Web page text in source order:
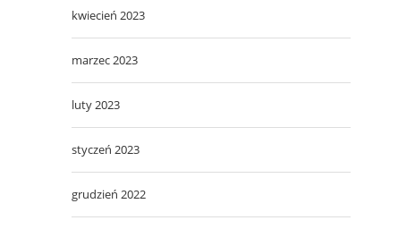
kwiecień 2023
marzec 2023
luty 2023
styczeń 2023
grudzień 2022